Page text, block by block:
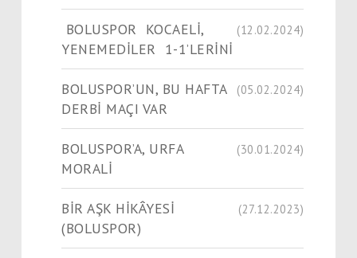
BOLUSPOR KOCAELİ,
YENEMEDİLER 1-1’LERİNİ
(12.02.2024)
BOLUSPOR’UN, BU HAFTA
DERBİ MAÇI VAR
(05.02.2024)
BOLUSPOR’A, URFA
MORALİ
(30.01.2024)
​​​​​​​BİR AŞK HİKÂYESİ
(BOLUSPOR)
(27.12.2023)